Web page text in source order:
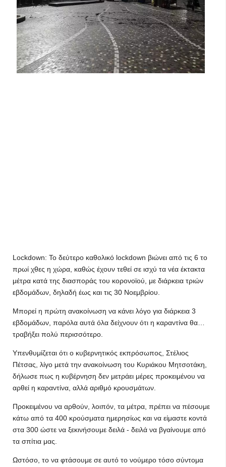
Lockdown: Το δεύτερο καθολικό lockdown βιώνει από τις 6 το
πρωί χθες η χώρα, καθώς έχουν τεθεί σε ισχύ τα νέα έκτακτα
μέτρα κατά της διασποράς του κορονοϊού, με διάρκεια τριών
εβδομάδων, δηλαδή έως και τις 30 Νοεμβρίου.
Μπορεί η πρώτη ανακοίνωση να κάνει λόγο για διάρκεια 3
εβδομάδων, παρόλα αυτά όλα δείχνουν ότι η καραντίνα θα…
τραβήξει πολύ περισσότερο.
Υπενθυμίζεται ότι ο κυβερνητικός εκπρόσωπος, Στέλιος
Πέτσας, λίγο μετά την ανακοίνωση του Κυριάκου Μητσοτάκη,
δήλωσε πως η κυβέρνηση δεν μετράει μέρες προκειμένου να
αρθεί η καραντίνα, αλλά αριθμό κρουσμάτων.
Προκειμένου να αρθούν, λοιπόν, τα μέτρα, πρέπει να πέσουμε
κάτω από τα 400 κρούσματα ημερησίως και να είμαστε κοντά
στα 300 ώστε να ξεκινήσουμε δειλά - δειλά να βγαίνουμε από
τα σπίτια μας.
Ωστόσο, το να φτάσουμε σε αυτό το νούμερο τόσο σύντομα